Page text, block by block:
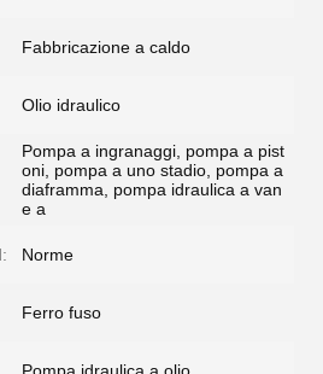
Fabbricazione a caldo
Olio idraulico
Pompa a ingranaggi, pompa a pist
oni, pompa a uno stadio, pompa a
diaframma, pompa idraulica a van
e a
Norme
Ferro fuso